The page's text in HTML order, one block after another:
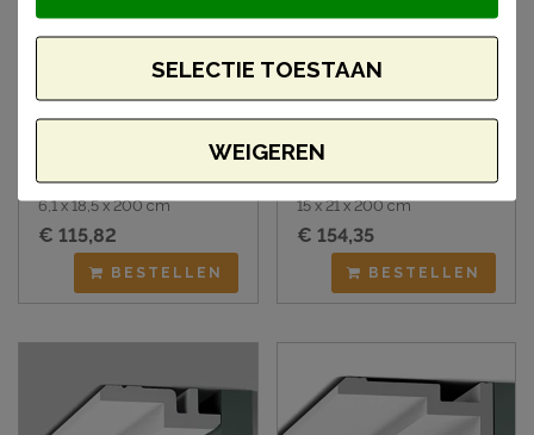
Orac C396 plafondlijst
6,1 x 18,5 x 200 cm
€ 115,82
BESTELLEN
Orac C393 plafondlijst
15 x 21 x 200 cm
€ 154,35
BESTELLEN
WEIGEREN
SELECTIE TOESTAAN